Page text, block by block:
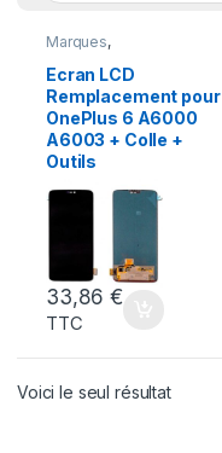
Marques,
ONEPLUS
ONEPLUS 6,
Pieces Portable
Ecran LCD
Remplacement pour
OnePlus 6 A6000
A6003 + Colle +
Outils
33,86€
TTC
Voici le seul résultat